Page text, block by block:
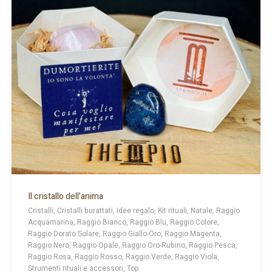
Il cristallo dell’anima
Cristalli, Cristalli burattati, Idee regalo, Kit rituali, Natale, Raggio
Acquamarina, Raggio Bianco, Raggio Blu, Raggio Colore,
Raggio Dorato Solare, Raggio Giallo-Oro, Raggio Magenta,
Raggio Nero, Raggio Opale, Raggio Oro-Rubino, Raggio Pesca,
Raggio Rosa, Raggio Rosso, Raggio Verde, Raggio Viola,
Strumenti rituali e accessori, Top